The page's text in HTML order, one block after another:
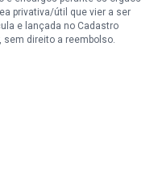
privativa/útil que vier a ser
e lançada no Cadastro
sem direito a reembolso.